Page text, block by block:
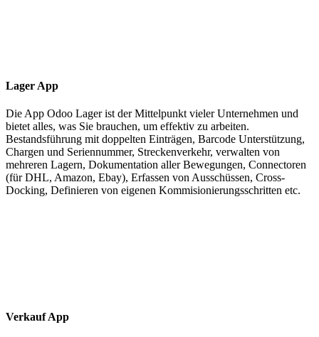
Lager App
Die App Odoo Lager ist der Mittelpunkt vieler Unternehmen und
bietet alles, was Sie brauchen, um effektiv zu arbeiten.
Bestandsführung mit doppelten Einträgen, Barcode Unterstützung,
Chargen und Seriennummer, Streckenverkehr, verwalten von
mehreren Lagern, Dokumentation aller Bewegungen, Connectoren
(für DHL, Amazon, Ebay), Erfassen von Ausschüssen, Cross-
Docking, Definieren von eigenen Kommisionierungsschritten etc.
Verkauf App